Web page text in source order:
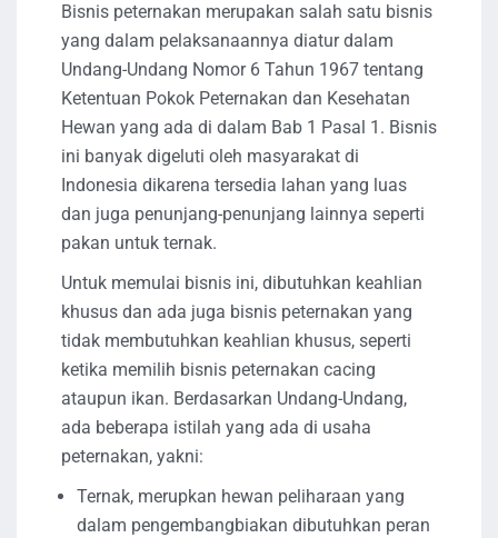
Bisnis peternakan merupakan salah satu bisnis
yang dalam pelaksanaannya diatur dalam
Undang-Undang Nomor 6 Tahun 1967 tentang
Ketentuan Pokok Peternakan dan Kesehatan
Hewan yang ada di dalam Bab 1 Pasal 1. Bisnis
ini banyak digeluti oleh masyarakat di
Indonesia dikarena tersedia lahan yang luas
dan juga penunjang-penunjang lainnya seperti
pakan untuk ternak.
Untuk memulai bisnis ini, dibutuhkan keahlian
khusus dan ada juga bisnis peternakan yang
tidak membutuhkan keahlian khusus, seperti
ketika memilih bisnis peternakan cacing
ataupun ikan. Berdasarkan Undang-Undang,
ada beberapa istilah yang ada di usaha
peternakan, yakni:
Ternak, merupkan hewan peliharaan yang
dalam pengembangbiakan dibutuhkan peran